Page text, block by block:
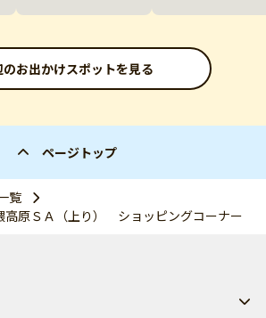
のお出かけスポットを見る
ページトップ
覧
原ＳＡ（上り） ショッピングコーナー